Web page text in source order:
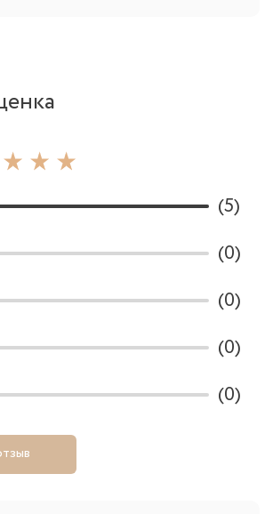
(5)
(0)
(0)
(0)
(0)